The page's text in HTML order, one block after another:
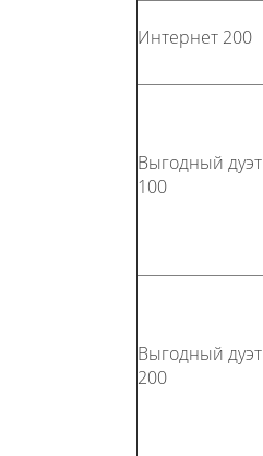
Интернет 200
Выгодный дуэт
100
Выгодный дуэт
200